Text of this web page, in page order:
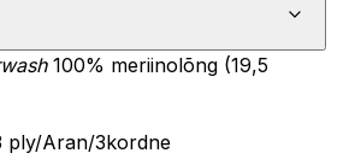
100% meriinolõng (19,5
ply/Aran/3kordne